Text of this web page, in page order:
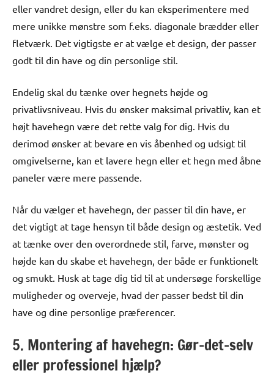
eller vandret design, eller du kan eksperimentere med
mere unikke mønstre som f.eks. diagonale brædder eller
fletværk. Det vigtigste er at vælge et design, der passer
godt til din have og din personlige stil.
Endelig skal du tænke over hegnets højde og
privatlivsniveau. Hvis du ønsker maksimal privatliv, kan et
højt havehegn være det rette valg for dig. Hvis du
derimod ønsker at bevare en vis åbenhed og udsigt til
omgivelserne, kan et lavere hegn eller et hegn med åbne
paneler være mere passende.
Når du vælger et havehegn, der passer til din have, er
det vigtigt at tage hensyn til både design og æstetik. Ved
at tænke over den overordnede stil, farve, mønster og
højde kan du skabe et havehegn, der både er funktionelt
og smukt. Husk at tage dig tid til at undersøge forskellige
muligheder og overveje, hvad der passer bedst til din
have og dine personlige præferencer.
5. Montering af havehegn: Gør-det-selv
eller professionel hjælp?